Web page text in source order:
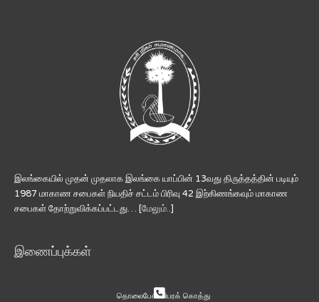
இலங்கையில் முதன் முதலாக இலங்கை யாப்பின் 13வது திருத்தத்தின் படியும்
1987 மாகாண சபைகள் நியதிச் சட்டம் பிரிவு 42 இற்கிணங்கவும் மாகாண
சபைகள் தோற்றுவிக்கப்பட்டது… [மேலும்..]
இணைப்புக்கள்
தொலைபேசி விபரக் கொத்து